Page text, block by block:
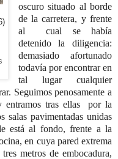
oscurosituado al borde
de la carretera, y frente
al cual se había
detenido la diligencia:
demasiado afortunado
todavía por encontrar en
tal lugar cualquier
Seguimos penosamente a
entramos tras ellas por la
salas pavimentadas unidas
está al fondo, frente a la
en cuya pared extrema
metros de embocadura,